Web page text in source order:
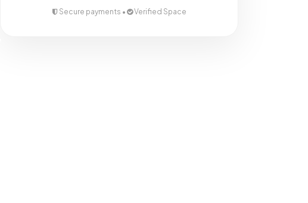
Secure payments • Verified Space